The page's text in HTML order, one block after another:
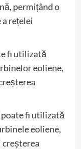
permițând o
rețelei
fi utilizată
eoliene,
poate fi utilizată
eoliene,